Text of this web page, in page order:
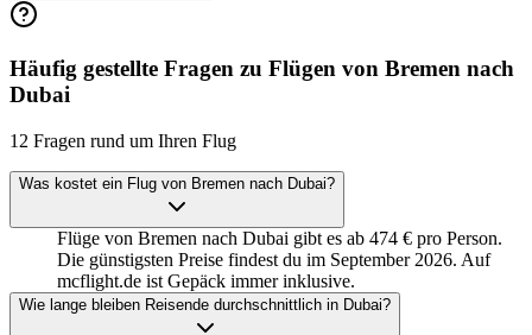
Häufig gestellte Fragen zu Flügen von Bremen nach
Dubai
12 Fragen rund um Ihren Flug
Was kostet ein Flug von Bremen nach Dubai?
Flüge von Bremen nach Dubai gibt es ab 474 € pro Person.
Die günstigsten Preise findest du im September 2026. Auf
mcflight.de ist Gepäck immer inklusive.
Wie lange bleiben Reisende durchschnittlich in Dubai?